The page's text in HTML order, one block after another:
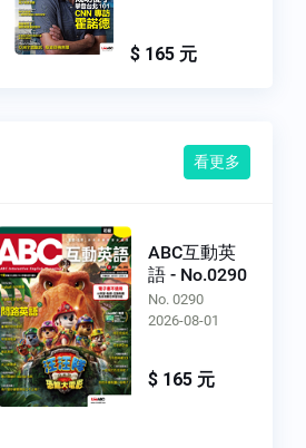
$ 165 元
看更多
ABC互動英
語 - No.0290
No. 0290
2026-08-01
$ 165 元